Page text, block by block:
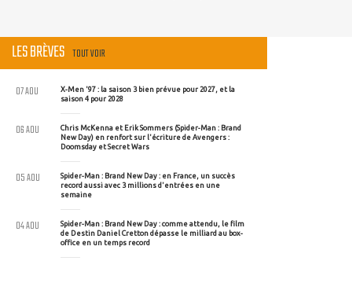
LES BRÈVES TOUT VOIR
X-Men '97 : la saison 3 bien prévue pour 2027, et la
saison 4 pour 2028
07 AOU
Chris McKenna et Erik Sommers (Spider-Man : Brand
New Day) en renfort sur l'écriture de Avengers :
Doomsday et Secret Wars
06 AOU
Spider-Man : Brand New Day : en France, un succès
record aussi avec 3 millions d'entrées en une
semaine
05 AOU
Spider-Man : Brand New Day : comme attendu, le film
de Destin Daniel Cretton dépasse le milliard au box-
office en un temps record
04 AOU